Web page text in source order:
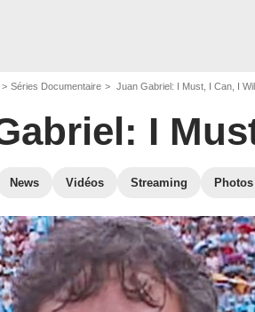
Séries Documentaire Juan Gabriel: I Must, I Can, I
I
News Vidéos Streaming Photos